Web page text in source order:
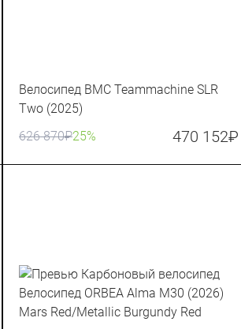
Велосипед BMC Teammachine SLR
Two (2025)
626 870₽25% 470 152₽